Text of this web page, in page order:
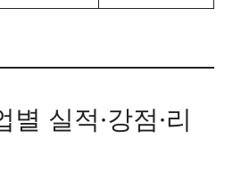
별 실적·강점·리